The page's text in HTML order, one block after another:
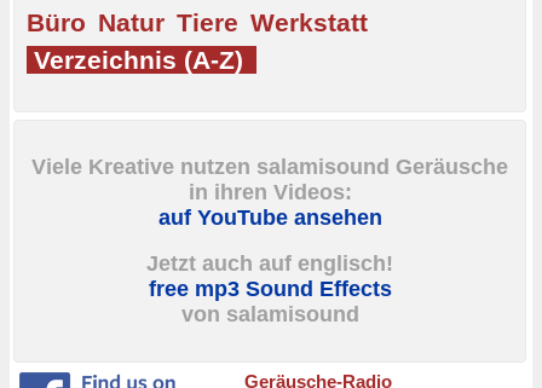
Büro Natur Tiere Werkstatt
Verzeichnis (A-Z)
Viele Kreative nutzen salamisound Geräusche
in ihren Videos:
auf YouTube ansehen
Jetzt auch auf englisch!
free mp3 Sound Effects
von salamisound
Geräusche-Radio